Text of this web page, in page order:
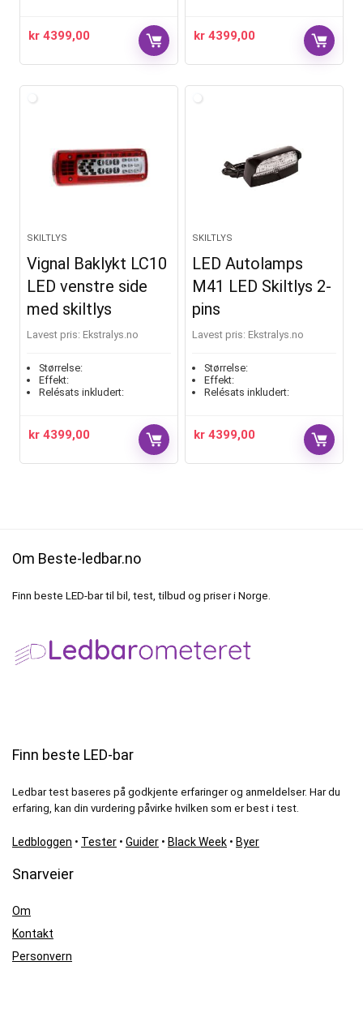
kr 4399,00 kr 4399,00
SKILTLYS
Vignal Baklykt LC10
LED venstre side
med skiltlys
Lavest pris: ekstralys.no
Størrelse:
Effekt:
Relésats inkludert:
kr 4399,00
SKILTLYS
LED Autolamps
M41 LED Skiltlys 2-
pins
Lavest pris: ekstralys.no
Størrelse:
Effekt:
Relésats inkludert:
kr 4399,00
Om Beste-ledbar.no
Finn beste LED-bar til bil, test, tilbud og priser i Norge.
Finn beste LED-bar
Ledbar test baseres på godkjente erfaringer og anmeldelser. Har du
erfaring, kan din vurdering påvirke hvilken som er best i test.
Ledbloggen • Tester • Guider • Black Week • Byer
Snarveier
Om
Kontakt
Personvern